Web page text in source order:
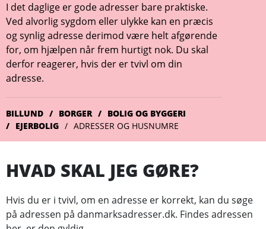
I det daglige er gode adresser bare praktiske.
Ved alvorlig sygdom eller ulykke kan en præcis
og synlig adresse derimod være helt afgørende
for, om hjælpen når frem hurtigt nok. Du skal
derfor reagerer, hvis der er tvivl om din
adresse.
BILLUND BORGER
BOLIG OG BYGGERI
EJERBOLIG
ADRESSER OG HUSNUMRE
HVAD SKAL JEG GØRE?
Hvis du er i tvivl, om en adresse er korrekt, kan du søge
på adressen på danmarksadresser.dk. Findes adressen